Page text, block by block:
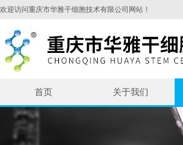
欢迎访问重庆市华雅干细胞技术有限公司网站！
首页 关于我们